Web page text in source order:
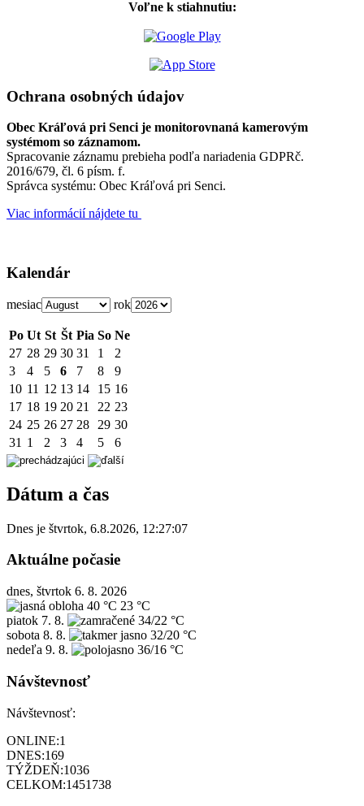
Voľne k stiahnutiu:
Ochrana osobných údajov
Obec Kráľová pri Senci je monitorovnaná kamerovým
systémom so záznamom.
Spracovanie záznamu prebieha podľa nariadenia GDPRč.
2016/679, čl. 6 písm. f.
Správca systému: Obec Kráľová pri Senci.
Viac informácií nájdete tu
Kalendár
mesiac rok
Po Ut St Št Pia So Ne
27 28 29 30 31 1
2
3
4 5 6 7 8
9
10 11 12 13 14 15 16
17 18 19 20 21 22 23
24 25 26 27 28 29 30
31 1 2 3 4 5 6
Dátum a čas
Dnes je štvrtok, 6.8.2026, 12:27:07
Aktuálne počasie
dnes, štvrtok 6. 8. 2026
40 °C 23 °C
piatok 7. 8.
34/22 °C
sobota 8. 8.
32/20 °C
nedeľa 9. 8. 36/16 °C
Návštevnosť
Návštevnosť:
ONLINE:1
DNES:169
TÝŽDEŇ:1036
CELKOM:1451738